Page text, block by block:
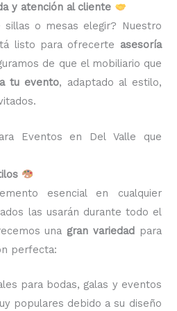
y atención al cliente
o mesas elegir? Nuestro
listo para ofrecerte asesoría
de que el mobiliario que
tu evento, adaptado al estilo,
Eventos en Del Valle que
esencial en cualquier
las usarán durante todo el
una gran variedadpara
perfecta:
para bodas, galas y eventos
populares debido a su diseño